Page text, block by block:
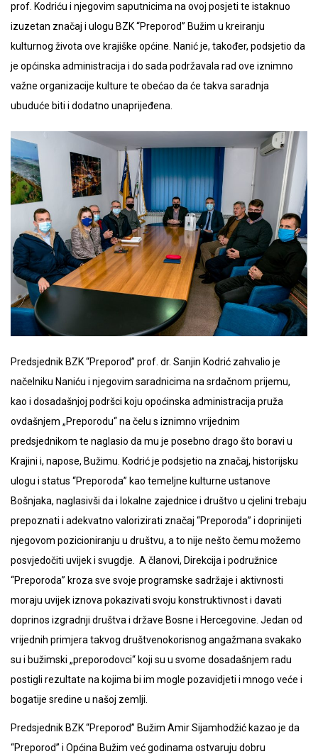
prof. Kodriću i njegovim saputnicima na ovoj posjeti te istaknuo
izuzetan značaj i ulogu BZK “Preporod” Bužim u kreiranju
kulturnog života ove krajiške općine. Nanić je, također, podsjetio da
je općinska administracija i do sada podržavala rad ove iznimno
važne organizacije kulture te obećao da će takva saradnja
ubuduće biti i dodatno unaprijeđena.
Predsjednik BZK “Preporod” prof. dr. Sanjin Kodrić zahvalio je
načelniku Naniću i njegovim saradnicima na srdačnom prijemu,
kao i dosadašnjoj podršci koju opoćinska administracija pruža
ovdašnjem „Preporodu“ na čelu s iznimno vrijednim
predsjednikom te naglasio da mu je posebno drago što boravi u
Krajini i, napose, Bužimu. Kodrić je podsjetio na značaj, historijsku
ulogu i status “Preporoda” kao temeljne kulturne ustanove
Bošnjaka, naglasivši da i lokalne zajednice i društvo u cjelini trebaju
prepoznati i adekvatno valorizirati značaj “Preporoda” i doprinijeti
njegovom pozicioniranju u društvu, a to nije nešto čemu možemo
posvjedočiti uvijek i svugdje. A članovi, Direkcija i podružnice
“Preporoda” kroza sve svoje programske sadržaje i aktivnosti
moraju uvijek iznova pokazivati svoju konstruktivnost i davati
doprinos izgradnji društva i države Bosne i Hercegovine. Jedan od
vrijednih primjera takvog društvenokorisnog angažmana svakako
su i bužimski „preporodovci“ koji su u svome dosadašnjem radu
postigli rezultate na kojima bi im mogle pozavidjeti i mnogo veće i
bogatije sredine u našoj zemlji.
Predsjednik BZK “Preporod” Bužim Amir Sijamhodžić kazao je da
“Preporod” i Općina Bužim već godinama ostvaruju dobru